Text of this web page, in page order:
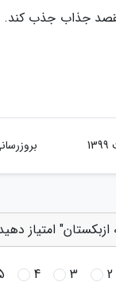
امتیاز
2
3
4